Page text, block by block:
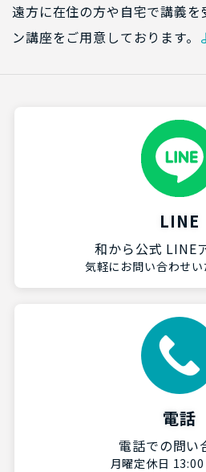
遠方に在住の方や自宅で講義を
ン講座をご用意しております。
LINE
和から公式 LINE
気軽にお問い合わせい
電話
電話での問い
月曜定休日